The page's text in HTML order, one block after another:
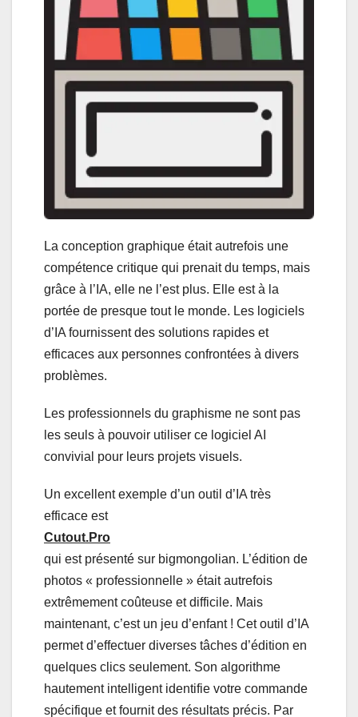
La conception graphique était autrefois une
compétence critique qui prenait du temps, mais
grâce à l’IA, elle ne l’est plus. Elle est à la
portée de presque tout le monde. Les logiciels
d’IA fournissent des solutions rapides et
efficaces aux personnes confrontées à divers
problèmes.
Les professionnels du graphisme ne sont pas
les seuls à pouvoir utiliser ce logiciel AI
convivial pour leurs projets visuels.
Un excellent exemple d’un outil d’IA très
efficace est
Cutout.Pro
qui est présenté sur bigmongolian. L’édition de
photos « professionnelle » était autrefois
extrêmement coûteuse et difficile. Mais
maintenant, c’est un jeu d’enfant ! Cet outil d’IA
permet d’effectuer diverses tâches d’édition en
quelques clics seulement. Son algorithme
hautement intelligent identifie votre commande
spécifique et fournit des résultats précis. Par